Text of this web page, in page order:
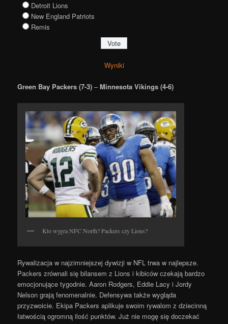
Detroit Lions
New England Patriots
Remis
Wyniki
Green Bay Packers (7-3)–Minnesota Vikings (4-6)
Kto wygra NFC North? Packers czy Lions?
Rywalizacja w najzimniejszej dywizji w NFL trwa w najlepsze.
Packers zrównali się bilansem z Lions i kibiców czekają bardzo
emocjonujące tygodnie. Aaron Rodgers, Eddie Lacy i Jordy
Nelson grają fenomenalnie. Defensywa także wygląda
przyzwoicie. Ekipa Packers aplikuje swoim rywalom z dziecinną
łatwością ogromną ilość punktów. Już nie mogę się doczekać